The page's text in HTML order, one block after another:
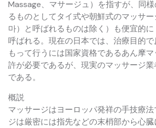
Massage、マサージュ）を指すが、同
るものとしてタイ式や朝鮮式のマッサ
마）と呼ばれるものは除く）も便宜的
呼ばれる。現在の日本では、治療目的
もって行うには国家資格であるあん摩
許が必要であるが、現実のマッサージ
である。
概説
マッサージはヨーロッパ発祥の手技療
ジは厳密には指先などの末梢部から心